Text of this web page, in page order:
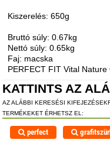
Kiszerelés: 650g
Bruttó súly: 0.67kg
Nettó súly: 0.65kg
Faj: macska
PERFECT FIT Vital
KATTINTS AZ
AZ ALÁBBI KERESÉSI
TERMÉKEKET ÉRHETSZ EL:
perfect